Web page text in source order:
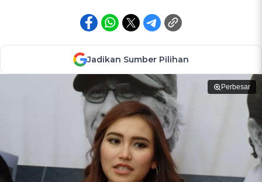
Jadikan Sumber Pilihan
Perbesar